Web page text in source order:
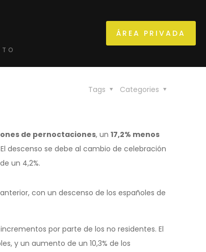
ÁREA PRIVADA
Categories
Tags
de pernoctaciones, un17,2% menos
descenso se debe al cambio de celebración
un 4,2%.
con un descenso de los españoles de
por parte de los no residentes. El
y un aumento de un 10,3% de los